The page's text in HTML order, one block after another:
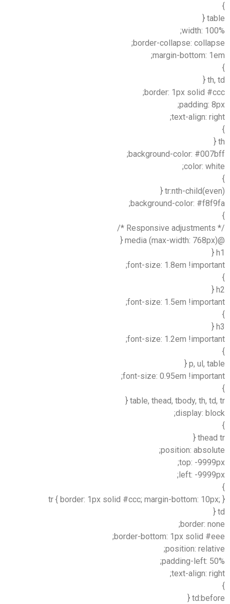
}
table {
width: 100%;
border-collapse: collapse;
margin-bottom: 1em;
}
th, td {
border: 1px solid #ccc;
padding: 8px;
text-align: right;
}
th {
background-color: #007bff;
color: white;
}
tr:nth-child(even) {
background-color: #f8f9fa;
}
/* Responsive adjustments */
@media (max-width: 768px) {
h1 {
font-size: 1.8em !important;
}
h2 {
font-size: 1.5em !important;
}
h3 {
font-size: 1.2em !important;
}
p, ul, table {
font-size: 0.95em !important;
}
table, thead, tbody, th, td, tr {
display: block;
}
thead tr {
position: absolute;
top: -9999px;
left: -9999px;
}
tr { border: 1px solid #ccc; margin-bottom: 10px; }
td {
border: none;
border-bottom: 1px solid #eee;
position: relative;
padding-left: 50%;
text-align: right;
}
td:before {